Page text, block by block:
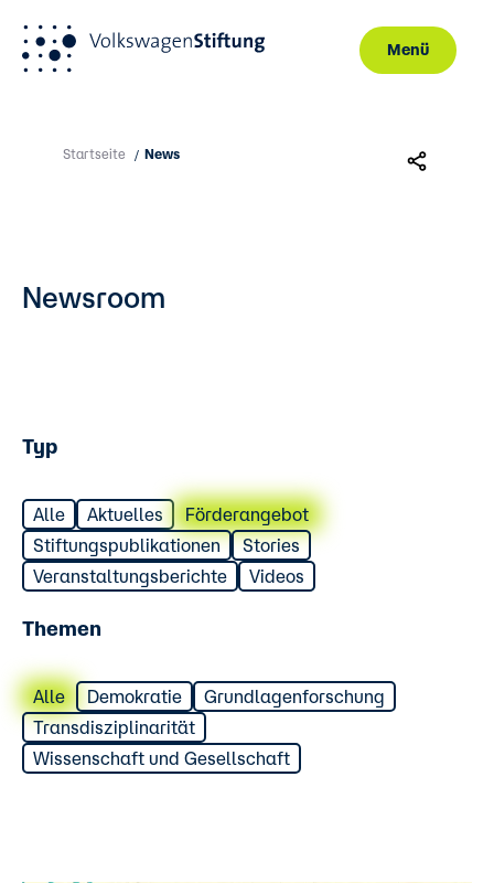
Menü
Startseite / News
Newsroom
Typ
Alle Aktuelles
Förderangebot
Stiftungspublikationen
Stories
Veranstaltungsberichte
Videos
Themen
Alle Demokratie
Grundlagenforschung
Transdisziplinarität
Wissenschaft und Gesellschaft